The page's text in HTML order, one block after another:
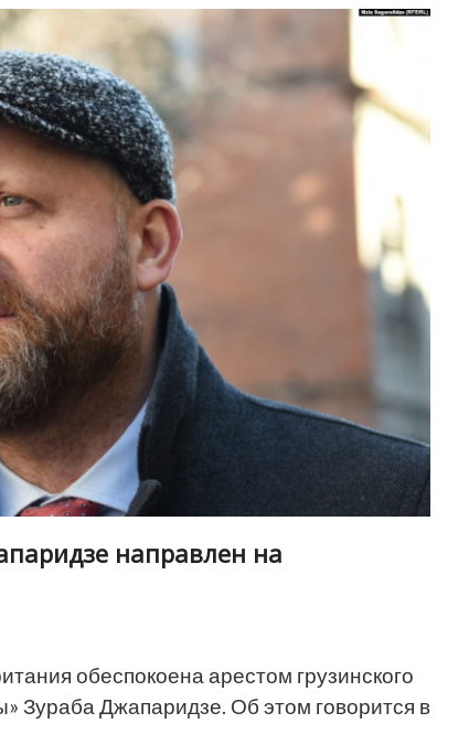
направлен на
обеспокоена арестом грузинского
Зураба Джапаридзе. Об этом говорится в